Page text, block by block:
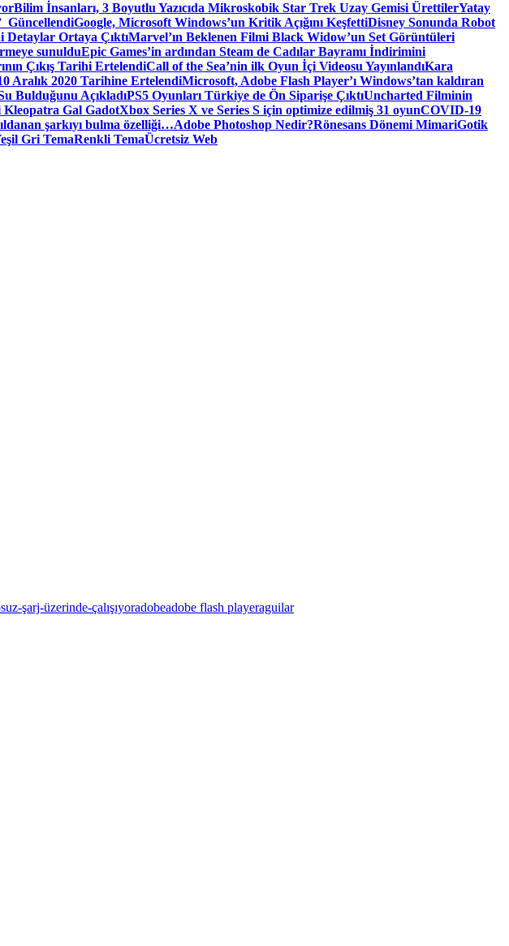
Bilim İnsanları, 3 Boyutlu Yazıcıda Mikroskobik Star Trek Uzay Gemisi ÜrettilerYatay
GüncellendiGoogle, Microsoft Windows’un Kritik Açığını KeşfettiDisney Sonunda Robot
Detaylar Ortaya ÇıktıMarvel’ın Beklenen Filmi Black Widow’un Set Görüntüleri
sunulduEpic Games’in ardından Steam de Cadılar Bayramı İndirimini
Çıkış Tarihi ErtelendiCall of the Sea’nin ilk Oyun İçi Videosu YayınlandıKara
Aralık 2020 Tarihine ErtelendiMicrosoft, Adobe Flash Player’ı Windows’tan kaldıran
Bulduğunu AçıkladıPS5 Oyunları Türkiye de Ön Siparişe ÇıktıUncharted Filminin
Kleopatra Gal GadotXbox Series X ve Series S için optimize edilmiş 31 oyunCOVID-19
şarkıyı bulma özelliği…Adobe Photoshop Nedir?Rönesans Dönemi MimariGotik
Gri TemaRenkli TemaÜcretsiz Web
şarj-üzerinde-çalışıyoradobeadobe flash playeraguilar